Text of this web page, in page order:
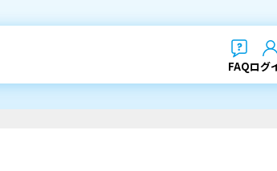
FAQログ